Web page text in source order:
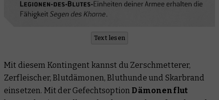
Text lesen
Mit diesem Kontingent kannst du Zerschmetterer,
Zerfleischer, Blutdämonen, Bluthunde und Skarbrand
einsetzen. Mit der Gefechtsoption Dämonenflut